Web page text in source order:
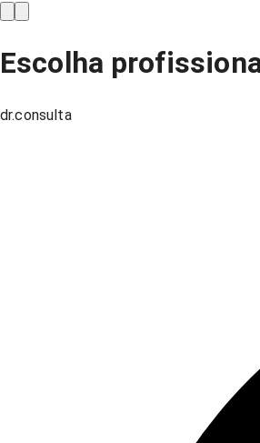
Escolha
dr.consulta